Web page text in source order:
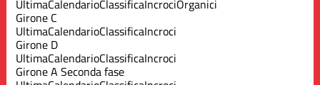
UltimaCalendarioClassificaIncrociOrganici
Girone C
UltimaCalendarioClassificaIncroci
Girone D
UltimaCalendarioClassificaIncroci
Girone A Seconda fase